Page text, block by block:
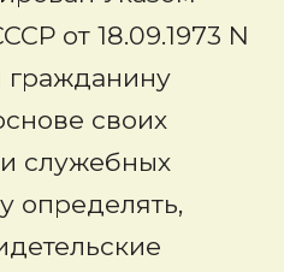
от 18.09.1973 N
гражданину
своих
служебных
определять,